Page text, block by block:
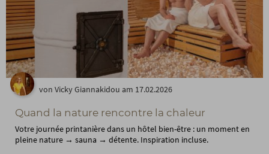
von Vicky Giannakidou am 17.02.2026
Quand la nature rencontre la chaleur
Votre journée printanière dans un hôtel bien-être : un moment en
pleine nature → sauna → détente. Inspiration incluse.